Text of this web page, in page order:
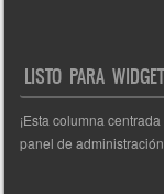
LISTO PARA
¡Esta columna
panel de